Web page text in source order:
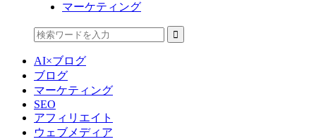
マーケティング
AI×ブログ
ブログ
マーケティング
SEO
アフィリエイト
ウェブメディア